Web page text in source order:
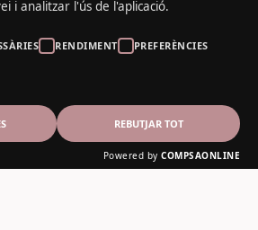
i analitzar l'ús de l'aplicació.
RENDIMENT
PREFERÈNCIES
REBUTJAR TOT
Powered by COMPSAONLINE